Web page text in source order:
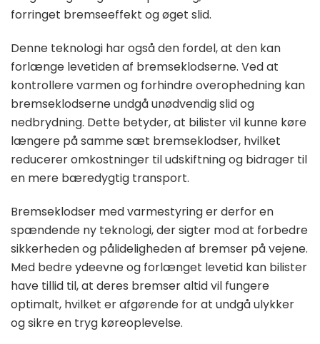
forringet bremseeffekt og øget slid.
Denne teknologi har også den fordel, at den kan
forlænge levetiden af bremseklodserne. Ved at
kontrollere varmen og forhindre overophedning kan
bremseklodserne undgå unødvendig slid og
nedbrydning. Dette betyder, at bilister vil kunne køre
længere på samme sæt bremseklodser, hvilket
reducerer omkostninger til udskiftning og bidrager til
en mere bæredygtig transport.
Bremseklodser med varmestyring er derfor en
spændende ny teknologi, der sigter mod at forbedre
sikkerheden og pålideligheden af bremser på vejene.
Med bedre ydeevne og forlænget levetid kan bilister
have tillid til, at deres bremser altid vil fungere
optimalt, hvilket er afgørende for at undgå ulykker
og sikre en tryg køreoplevelse.